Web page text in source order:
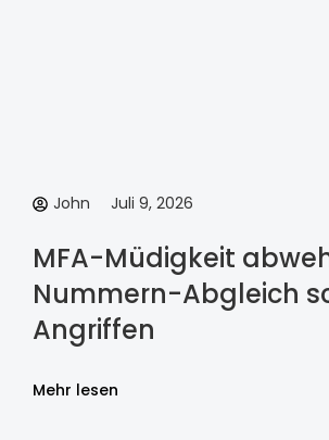
John Juli 9, 2026
MFA-Müdigkeit
Nummern-Abgleich
Angriffen
Mehr lesen